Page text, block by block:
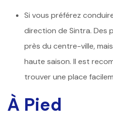
Si vous préférez
direction de Sintra. Des
près du centre-ville,
haute saison. Il est
trouver une place
À Pied